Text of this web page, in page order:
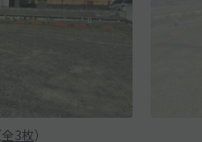
全3枚）